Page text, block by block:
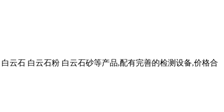
云石 白云石粉 白云石砂等产品,配有完善的检测设备,价格合